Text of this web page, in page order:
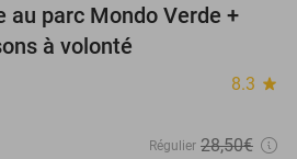
25%
au parc Mondo Verde +
à volonté
8.3 star
Régulier 28,50€